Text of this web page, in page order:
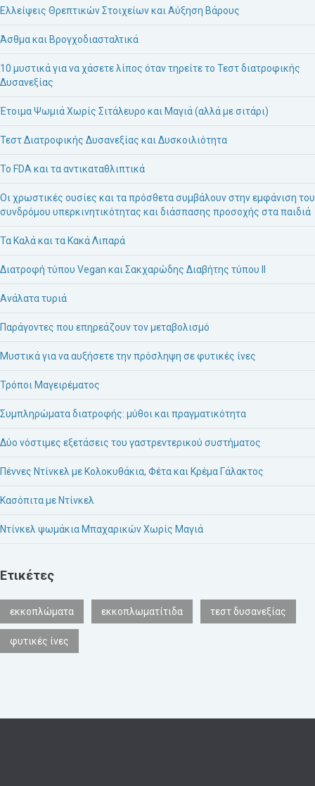
Ελλείψεις Θρεπτικών Στοιχείων και Αύξηση Βάρους
Άσθμα και Βρογχοδιασταλτικά
10 μυστικά για να χάσετε λίπος όταν τηρείτε το Τεστ διατροφικής
Δυσανεξίας
Έτοιμα Ψωμιά Χωρίς Σιτάλευρο και Μαγιά (αλλά με σιτάρι)
Τεστ Διατροφικής Δυσανεξίας και Δυσκοιλιότητα
Το FDA και τα αντικαταθλιπτικά
Οι χρωστικές ουσίες και τα πρόσθετα συμβάλουν στην εμφάνιση του
συνδρόμου υπερκινητικότητας και διάσπασης προσοχής στα παιδιά
Τα Καλά και τα Κακά Λιπαρά
Διατροφή τύπου Vegan και Σακχαρώδης Διαβήτης τύπου ΙΙ
Ανάλατα τυριά
Παράγοντες που επηρεάζουν τον μεταβολισμό
Μυστικά για να αυξήσετε την πρόσληψη σε φυτικές ίνες
Τρόποι Μαγειρέματος
Συμπληρώματα διατροφής: μύθοι και πραγματικότητα
Δύο νόστιμες εξετάσεις του γαστρεντερικού συστήματος
Πέννες Ντίνκελ με Κολοκυθάκια, Φέτα και Κρέμα Γάλακτος
Κασόπιτα με Ντίνκελ
Ντίνκελ ψωμάκια Μπαχαρικών Χωρίς Μαγιά
Ετικέτες
εκκοπλώματα εκκοπλωματίτιδα τεστ δυσανεξίας
φυτικές ίνες